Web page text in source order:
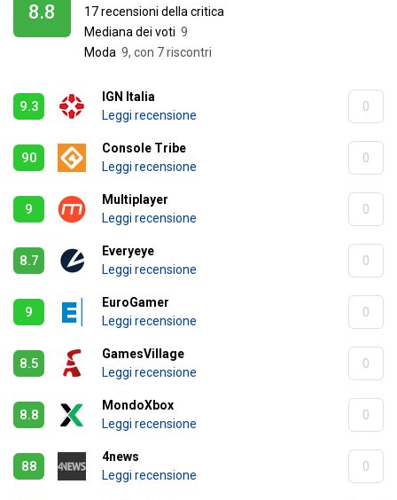
8.8
17 recensioni della critica
Mediana dei voti 9
Moda 9, con 7 riscontri
9.3
IGN Italia
Leggi recensione
0
90
Console Tribe
Leggi recensione
0
9
Multiplayer
Leggi recensione
0
8.7
Everyeye
Leggi recensione
0
9
EuroGamer
Leggi recensione
0
8.5
GamesVillage
Leggi recensione
0
8.8
MondoXbox
Leggi recensione
0
88
4news
Leggi recensione
0